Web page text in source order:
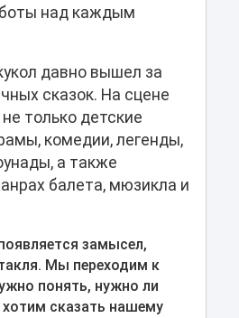
над каждым
давно вышел за
сказок. На сцене
только детские
комедии, легенды,
а также
балета, мюзикла и
замысел,
Мы переходим к
понять, нужно ли
сказать нашему